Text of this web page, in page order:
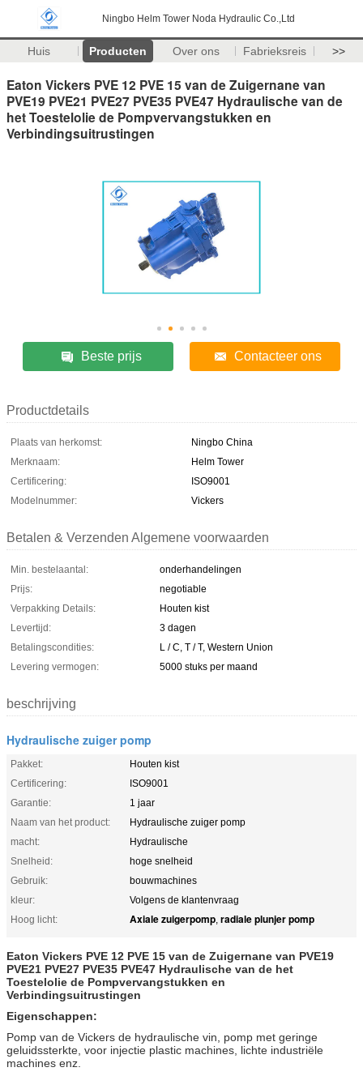
Ningbo Helm Tower Noda Hydraulic Co.,Ltd
Huis Producten Over ons Fabrieksreis >>
Eaton Vickers PVE 12 PVE 15 van de Zuigernane van
PVE19 PVE21 PVE27 PVE35 PVE47 Hydraulische van de
het Toestelolie de Pompvervangstukken en
Verbindingsuitrustingen
Beste prijs Contacteer ons
Productdetails
Plaats van herkomst:
Ningbo China
Merknaam:
Helm Tower
Certificering:
ISO9001
Modelnummer:
Vickers
Betalen & Verzenden Algemene voorwaarden
Min. bestelaantal:
onderhandelingen
Prijs:
negotiable
Verpakking Details:
Houten kist
Levertijd:
3 dagen
Betalingscondities:
L / C, T / T, Western Union
Levering vermogen:
5000 stuks per maand
beschrijving
Hydraulische zuiger pomp
Pakket:
Houten kist
Certificering:
ISO9001
Garantie:
1 jaar
Naam van het product:
Hydraulische zuiger pomp
macht:
Hydraulische
Snelheid:
hoge snelheid
Gebruik:
bouwmachines
kleur:
Volgens de klantenvraag
Hoog licht:
Axiale zuigerpomp, radiale plunjer pomp
Eaton Vickers PVE 12 PVE 15 van de Zuigernane van PVE19
PVE21 PVE27 PVE35 PVE47 Hydraulische van de het
Toestelolie de Pompvervangstukken en
Verbindingsuitrustingen
Eigenschappen:
Pomp van de Vickers de hydraulische vin, pomp met geringe
geluidssterkte, voor injectie plastic machines, lichte industriële
machines enz.